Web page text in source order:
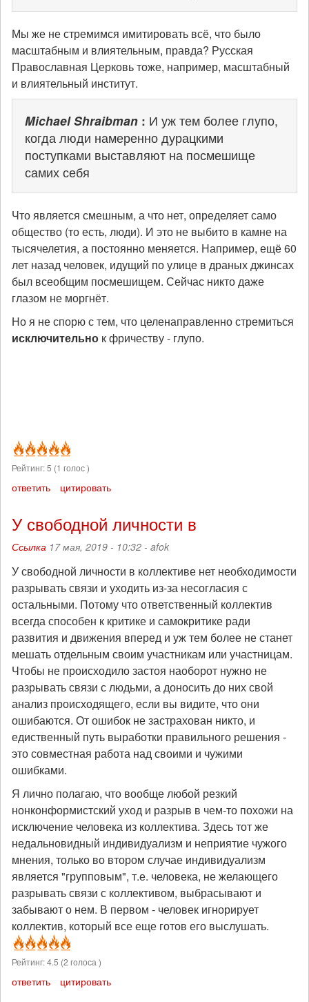
Мы же не стремимся имитировать всё, что было
масштабным и влиятельным, правда? Русская
Православная Церковь тоже, например, масштабный
и влиятельный институт.
Michael Shraibman: И уж тем более глупо,
когда люди намеренно дурацкими
поступками выставляют на посмешище
самих себя
Что является смешным, а что нет, определяет само
общество (то есть, люди). И это не выбито в камне на
тысячелетия, а постоянно меняется. Например, ещё 60
лет назад человек, идущий по улице в драных джинсах
был всеобщим посмешищем. Сейчас никто даже
глазом не моргнёт.
Но я не спорю с тем, что целенаправленно стремиться
исключительно к фричеству - глупо.
Рейтинг:5 (1 голос )
ответить цитировать
У свободной личности в
Ссылка 17 мая, 2019 - 10:32 - afok
У свободной личности в коллективе нет необходимости
разрывать связи и уходить из-за несогласия с
остальными. Потому что ответственный коллектив
всегда способен к критике и самокритике ради
развития и движения вперед и уж тем более не станет
мешать отдельным своим участникам или участницам.
Чтобы не происходило застоя наоборот нужно не
разрывать связи с людьми, а доносить до них свой
анализ происходящего, если вы видите, что они
ошибаются. От ошибок не застрахован никто, и
едиственный путь выработки правильного решения -
это совместная работа над своими и чужими
ошибками.
Я лично полагаю, что вообще любой резкий
нонконформистский уход и разрыв в чем-то похожи на
исключение человека из коллектива. Здесь тот же
недальновидный индивидуализм и неприятие чужого
мнения, только во втором случае индивидуализм
является "групповым", т.е. человека, не желающего
разрывать связи с коллективом, выбрасывают и
забывают о нем. В первом - человек игнорирует
коллектив, который все еще готов его выслушать.
Рейтинг:4.5 (2 голоса )
ответить цитировать